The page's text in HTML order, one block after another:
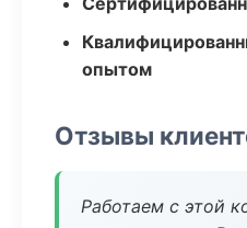
опытом
Отзывы
Работаем с этой